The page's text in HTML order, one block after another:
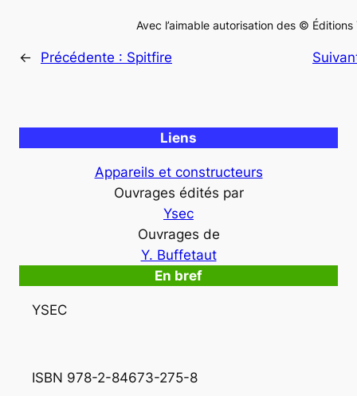
Avec l’aimable autorisation des © Éditions
← Précédente : Spitfire
Liens
Appareils et constructeurs
Ouvrages édités par
Ysec
Ouvrages de
Y. Buffetaut
En bref
YSEC
ISBN 978-2-84673-275-8